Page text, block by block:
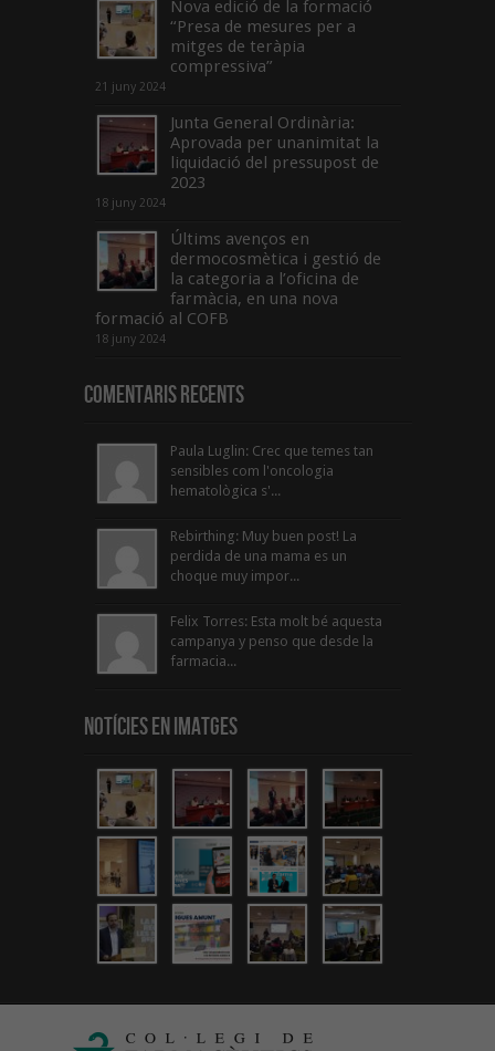
Nova edició de la formació
“Presa de mesures per a
mitges de teràpia
compressiva”
21 juny 2024
Junta General Ordinària:
Aprovada per unanimitat la
liquidació del pressupost de
2023
18 juny 2024
Últims avenços en
dermocosmètica i gestió de
la categoria a l’oficina de
farmàcia, en una nova
formació al COFB
18 juny 2024
Comentaris Recents
Paula Luglin: Crec que temes tan
sensibles com l'oncologia
hematològica s'...
Rebirthing: Muy buen post! La
perdida de una mama es un
choque muy impor...
Felix Torres: Esta molt bé aquesta
campanya y penso que desde la
farmacia...
Notícies en Imatges